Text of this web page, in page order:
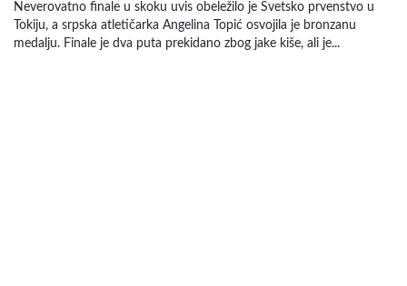
Neverovatno finale u skoku uvis obeležilo je Svetsko prvenstvo u
Tokiju, a srpska atletičarka Angelina Topić osvojila je bronzanu
medalju. Finale je dva puta prekidano zbog jake kiše, ali je...